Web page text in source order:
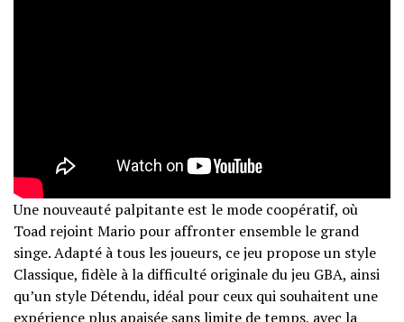
Une nouveauté palpitante est le mode coopératif, où
Toad rejoint Mario pour affronter ensemble le grand
singe. Adapté à tous les joueurs, ce jeu propose un style
Classique, fidèle à la difficulté originale du jeu GBA, ainsi
qu’un style Détendu, idéal pour ceux qui souhaitent une
expérience plus apaisée sans limite de temps, avec la